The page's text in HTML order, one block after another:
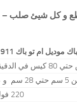
باك 911 ماركة المهندس منسي 01211116957
14 سم
220 فولت 1.5 ك وات